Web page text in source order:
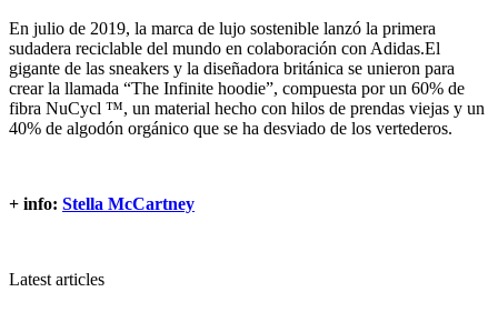
En julio de 2019, la marca de lujo sostenible lanzó la primera
sudadera reciclable del mundo en colaboración con Adidas.El
gigante de las sneakers y la diseñadora británica se unieron para
crear la llamada “The Infinite hoodie”, compuesta por un 60% de
fibra NuCycl ™, un material hecho con hilos de prendas viejas y un
40% de algodón orgánico que se ha desviado de los vertederos.
+ info: Stella McCartney
Latest articles